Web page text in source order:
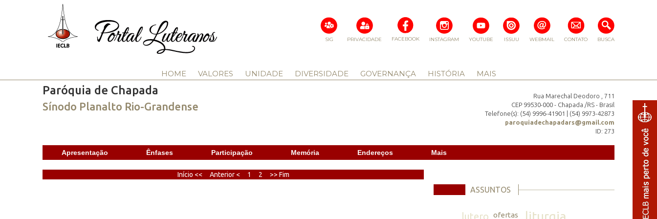
BUSCA
CONTATO
WEBMAIL
ISSUU
YOUTUBE
INSTAGRAM
FACEBOOK
PRIVACIDADE
SIG
HOME VALORES UNIDADE DIVERSIDADE GOVERNANÇA HISTÓRIA MAIS
Paróquia de Chapada
Sínodo Planalto Rio-Grandense
Rua Marechal Deodoro , 711
CEP 99530-000 - Chapada /RS - Brasil
Telefone(s): (54) 9996-41901 | (54) 9973-42873
paroquiadechapadars@gmail.com
ID: 273
Apresentação Ênfases Participação Memória Endereços Mais
Início << Anterior < 1 2 >> Fim
ASSUNTOS
lutero ofertas